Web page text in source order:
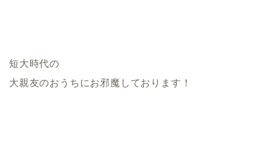
短大時代の
大親友のおうちにお邪魔しております！